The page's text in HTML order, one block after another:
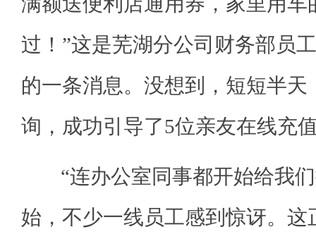
过！”这是芜湖分公司财务部员
的一条消息。没想到，短短半天
询，成功引导了5位亲友在线充
“连办公室同事都开始给我们
始，不少一线员工感到惊讶。这